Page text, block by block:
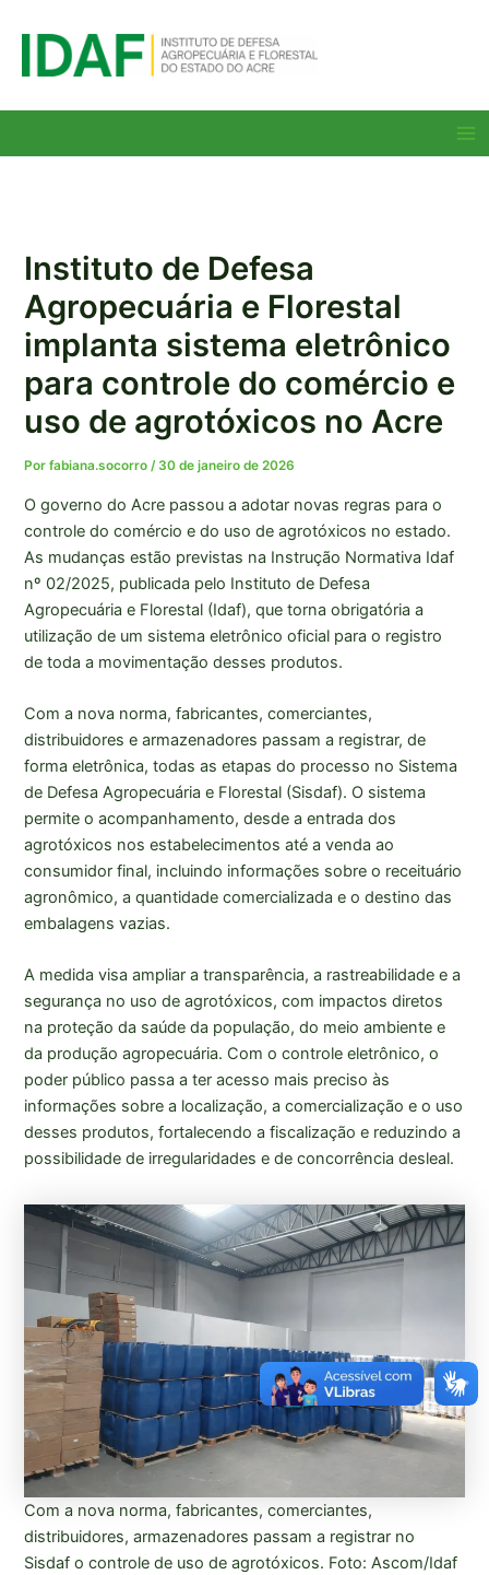
para
Instituto de Defesa
Agropecuária e Florestal
implanta sistema eletrônico
para controle do comércio e
uso de agrotóxicos no Acre
Porfabiana.socorro/ 30 de janeiro de 2026
O governo do Acre passou a adotar novas regras para o
controle do comércio e do uso de agrotóxicos no estado.
As mudanças estão previstas na Instrução Normativa Idaf
nº 02/2025, publicada pelo Instituto de Defesa
Agropecuária e Florestal (Idaf), que torna obrigatória a
utilização de um sistema eletrônico oficial para o registro
de toda a movimentação desses produtos.
Com a nova norma, fabricantes, comerciantes,
distribuidores e armazenadores passam a registrar, de
forma eletrônica, todas as etapas do processo no Sistema
de Defesa Agropecuária e Florestal (Sisdaf). O sistema
permite o acompanhamento, desde a entrada dos
agrotóxicos nos estabelecimentos até a venda ao
consumidor final, incluindo informações sobre o receituário
agronômico, a quantidade comercializada e o destino das
embalagens vazias.
A medida visa ampliar a transparência, a rastreabilidade e a
segurança no uso de agrotóxicos, com impactos diretos
na proteção da saúde da população, do meio ambiente e
da produção agropecuária. Com o controle eletrônico, o
poder público passa a ter acesso mais preciso às
informações sobre a localização, a comercialização e o uso
desses produtos, fortalecendo a fiscalização e reduzindo a
possibilidade de irregularidades e de concorrência desleal.
Com a nova norma, fabricantes, comerciantes,
distribuidores, armazenadores passam a registrar no
Sisdaf o controle de uso de agrotóxicos. Foto: Ascom/Idaf